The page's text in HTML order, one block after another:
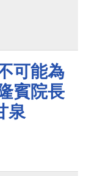
可能為
賓院長
泉